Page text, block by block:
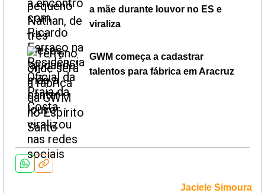
a mãe durante louvor no ES e
viraliza
GWM começa a cadastrar
talentos para fábrica em Aracruz
Jaciele Simoura